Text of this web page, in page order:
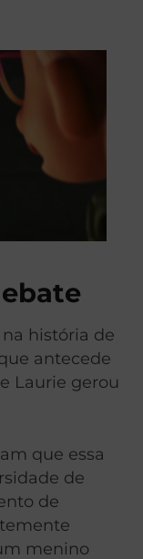
história de
antecede
Laurie gerou
que essa
de
de
menino